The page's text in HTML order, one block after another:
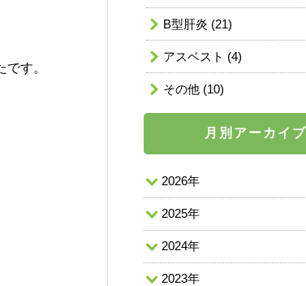
す。
B型肝炎 (21)
アスベスト (4)
その他 (10)
月別アーカイブ
2026年
2025年
2024年
2023年